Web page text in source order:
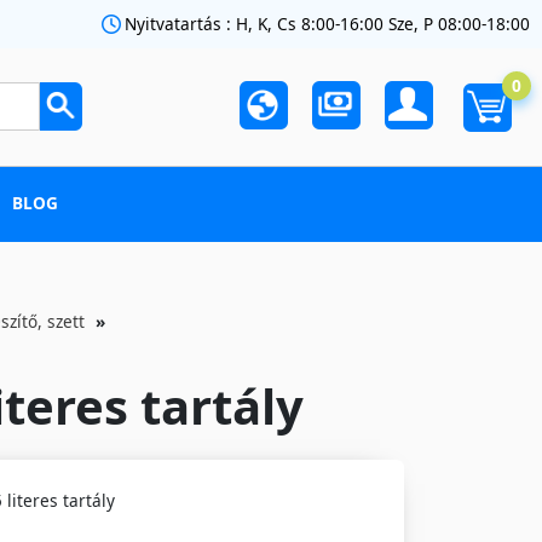
Nyitvatartás : H, K, Cs 8:00-16:00 Sze, P 08:00-18:00
0
BLOG
szett
tartály
literes tartály